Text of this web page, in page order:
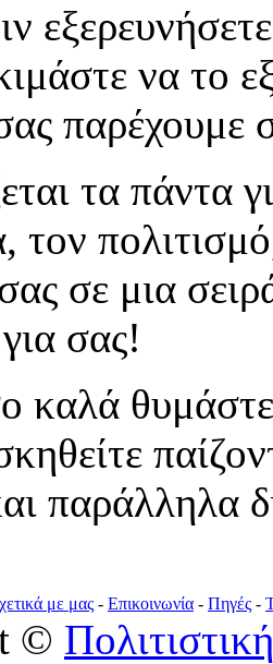
να το
παρέχουμε
τα πάντα
τον
σας σε μια
σας!
καλά
παράλληλα
με μας - Επικοινωνία - Πηγές -
©